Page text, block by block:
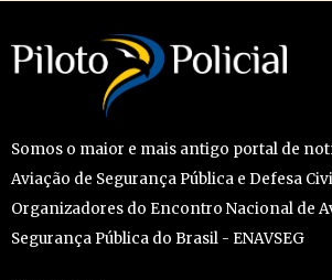
Somos o maior e mais antigo portal de
Aviação de Segurança Pública e Defesa
Organizadores do Encontro Nacional de
Segurança Pública do Brasil - ENAVSEG